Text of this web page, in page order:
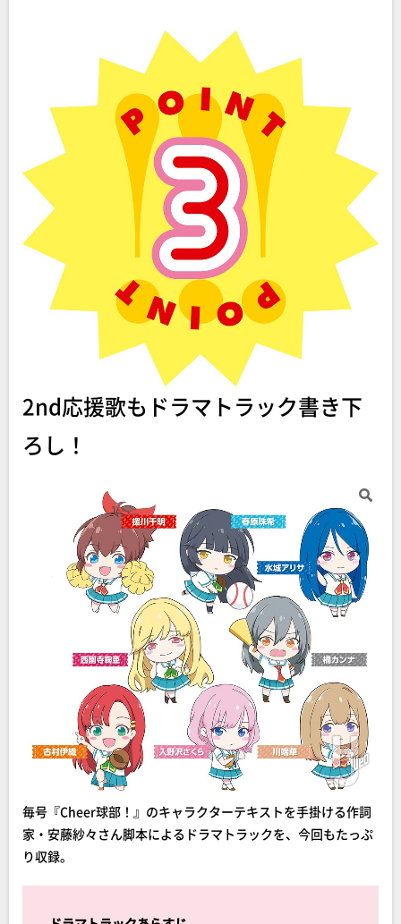
2nd応援歌もドラマトラック書き下
ろし！
毎号『Cheer球部！』のキャラクターテキストを手掛ける作詞
家・安藤紗々さん脚本によるドラマトラックを、今回もたっぷ
り収録。